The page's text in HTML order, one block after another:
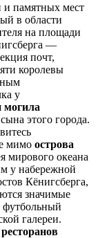
и памятных мест
в области
на площади
—
почт,
королевы
у
могила
этого города.
мимо острова
мирового океана
у набережной
Кёнигсберга,
значимые
футбольный
галереи.